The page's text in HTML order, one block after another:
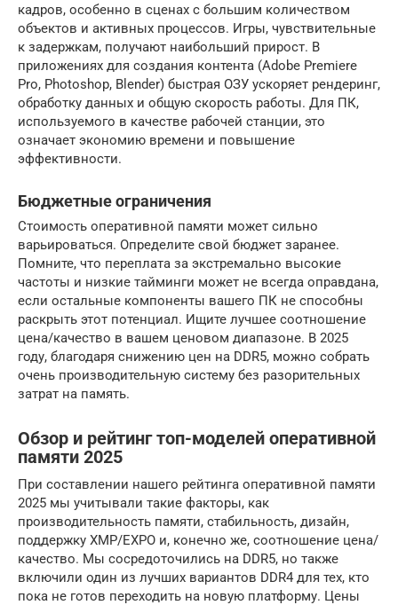
кадров, особенно в сценах с большим количеством
объектов и активных процессов. Игры, чувствительные
к задержкам, получают наибольший прирост. В
приложениях для создания контента (Adobe Premiere
Pro, Photoshop, Blender) быстрая ОЗУ ускоряет рендеринг,
обработку данных и общую скорость работы. Для ПК,
используемого в качестве рабочей станции, это
означает экономию времени и повышение
эффективности.
Бюджетные ограничения
Стоимость оперативной памяти может сильно
варьироваться. Определите свой бюджет заранее.
Помните, что переплата за экстремально высокие
частоты и низкие тайминги может не всегда оправдана,
если остальные компоненты вашего ПК не способны
раскрыть этот потенциал. Ищите лучшее соотношение
цена/качество в вашем ценовом диапазоне. В 2025
году, благодаря снижению цен на DDR5, можно собрать
очень производительную систему без разорительных
затрат на память.
Обзор и рейтинг топ-моделей оперативной
памяти 2025
При составлении нашего рейтинга оперативной памяти
2025 мы учитывали такие факторы, как
производительность памяти, стабильность, дизайн,
поддержку XMP/EXPO и, конечно же, соотношение цена/
качество. Мы сосредоточились на DDR5, но также
включили один из лучших вариантов DDR4 для тех, кто
пока не готов переходить на новую платформу. Цены